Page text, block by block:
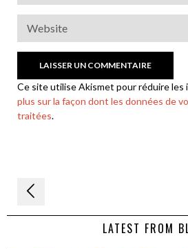
Ce site utilise Akismet pour réduire les
plus sur la façon dont les données de
traitées.
Navigation
de LATEST FROM